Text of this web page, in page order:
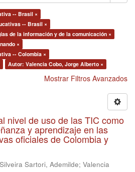
-- Brasil ×
-- Brasil ×
de la información y de la comunicación ×
×
-- Colombia ×
Autor: Valencia Cobo, Jorge Alberto ×
Mostrar Filtros Avanzados
nivel de uso de las TIC como
y aprendizaje en las
oficiales de Colombia y
Silveira Sartori, Ademilde; Valencia